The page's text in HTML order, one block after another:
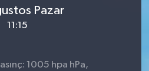
Pazar
11:15
1005 hpa hPa,